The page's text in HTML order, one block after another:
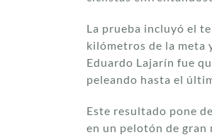
La prueba incluyó el
kilómetros de la meta
Eduardo Lajarín fue
peleando hasta el
Este resultado pone
en un pelotón de gran